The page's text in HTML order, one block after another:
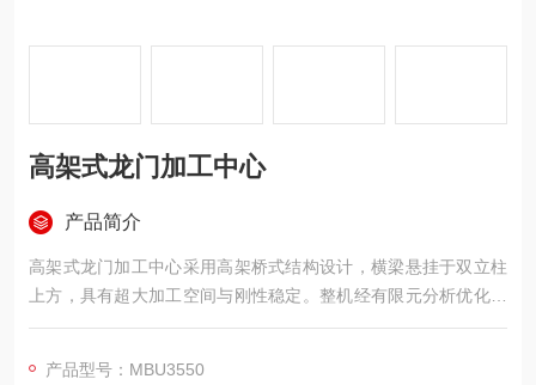
高架式龙门加工中心
产品简介
高架式龙门加工中心采用高架桥式结构设计，横梁悬挂于双立柱
上方，具有超大加工空间与刚性稳定。整机经有限元分析优化，
主结构件均为高强度铸铁浇铸，经二次回火与时效处理，确保长
产品型号：MBU3550